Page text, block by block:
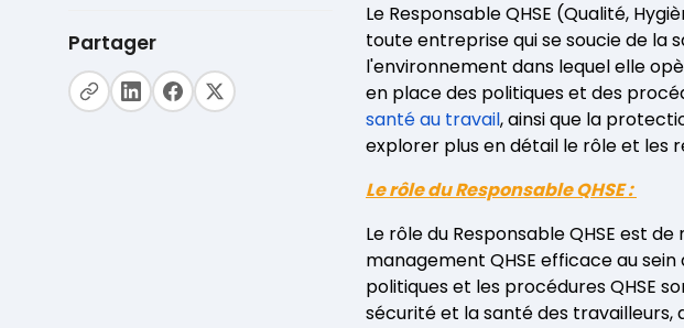
Partager
Le Responsable QHSE (Qualité,
toute entreprise qui se soucie de la
l'environnement dans lequel elle
en place des politiques et des
santé au travail, ainsi que la
explorer plus en détail le rôle et les
Le rôle du Responsable QHSE :
Le rôle du Responsable QHSE est
management QHSE efficace au
politiques et les procédures QHSE
sécurité et la santé des